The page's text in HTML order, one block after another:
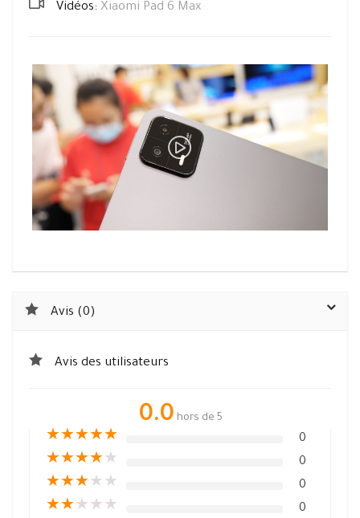
Vidéos: Xiaomi Pad 6 Max
Avis (0)
Avis des utilisateurs
0.0 hors de 5
★★★★★ 0
★★★★★ 0
★★★★ ★ 0
★★★ ★ ★ 0